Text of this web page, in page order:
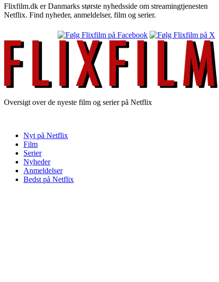
Flixfilm.dk er Danmarks største nyhedsside om streamingtjenesten
Netflix. Find nyheder, anmeldelser, film og serier.
Oversigt over de nyeste film og serier på Netflix
Nyt på Netflix
Film
Serier
Nyheder
Anmeldelser
Bedst på Netflix